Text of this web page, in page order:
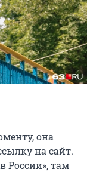
она
на сайт.
России», там